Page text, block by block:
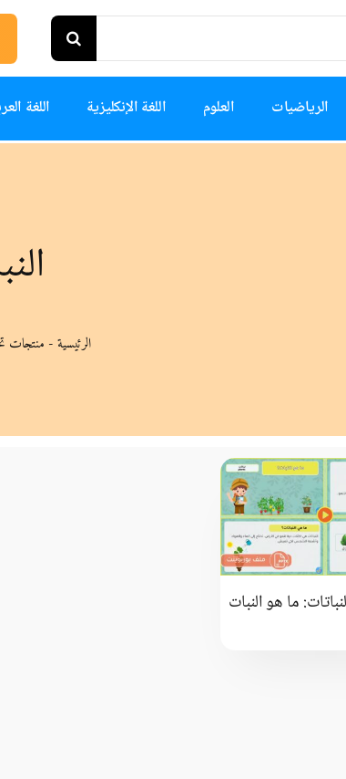
الرياضيات العلوم اللغة الإنكليزية اللغة
الرئيسية- منتجات
ما هو النبات